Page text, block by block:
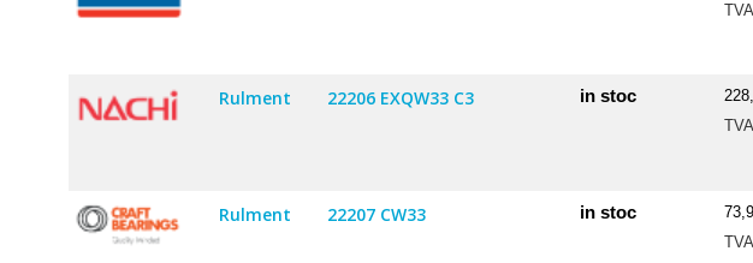
TVA
Rulment 22206 EXQW33 C3 in stoc
TVA
Rulment 22207 CW33 in stoc
TVA